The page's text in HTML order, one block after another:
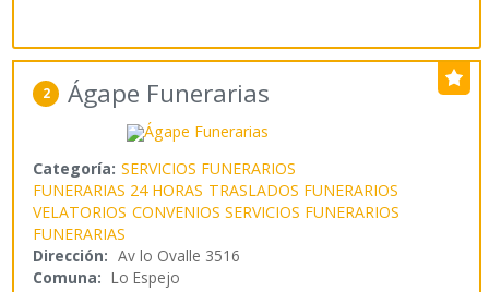
2 Ágape Funerarias
Categoría: SERVICIOS FUNERARIOS
FUNERARIAS 24 HORAS TRASLADOS FUNERARIOS
VELATORIOS CONVENIOS SERVICIOS FUNERARIOS
FUNERARIAS
Dirección: Av lo Ovalle 3516
Comuna: Lo Espejo